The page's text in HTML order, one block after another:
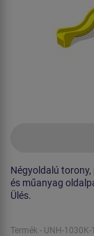
Négyoldalú
és műanyag
Ülés.
Termék - UNH-1030K-